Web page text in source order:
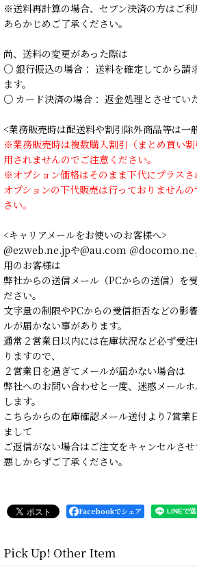
※送料再計算の場合、セブン決済の方はご
あらかじめご了承ください。
尚、送料の変更があった際は
○ 銀行振込の場合： 送料を確定してから請
ます。
○ カード決済の場合： 返金処理とさせてい
<業務販売時は配送料や割引除外商品等は一
※業務販売時は複数購入割引（まとめ買い
用されませんのでご注意ください。
※オプション価格はそのまま下代にプラスさ
オプションの下代販売は行っておりません
さい。
<キャリアメールをお使いのお客様へ>
@ezweb.ne.jpや@au.com ＠
用のお客様は
弊社からの送信メール（PCからの送信）を
ださい。
文字量の制限やPCからの受信拒否などの影
ルが届かない事があります。
通常２営業日以内には在庫状況など必ず受
りますので、
２営業日を過ぎてメールが届かない場合は
弊社へのお問い合わせと一度、迷惑メール
します。
こちらからの在庫確認メール送付より7営業
まして
ご返信がない場合はご注文をキャンセルさせ
悪しからずご了承ください。
Facebookでシェア
Pick Up! Other Item